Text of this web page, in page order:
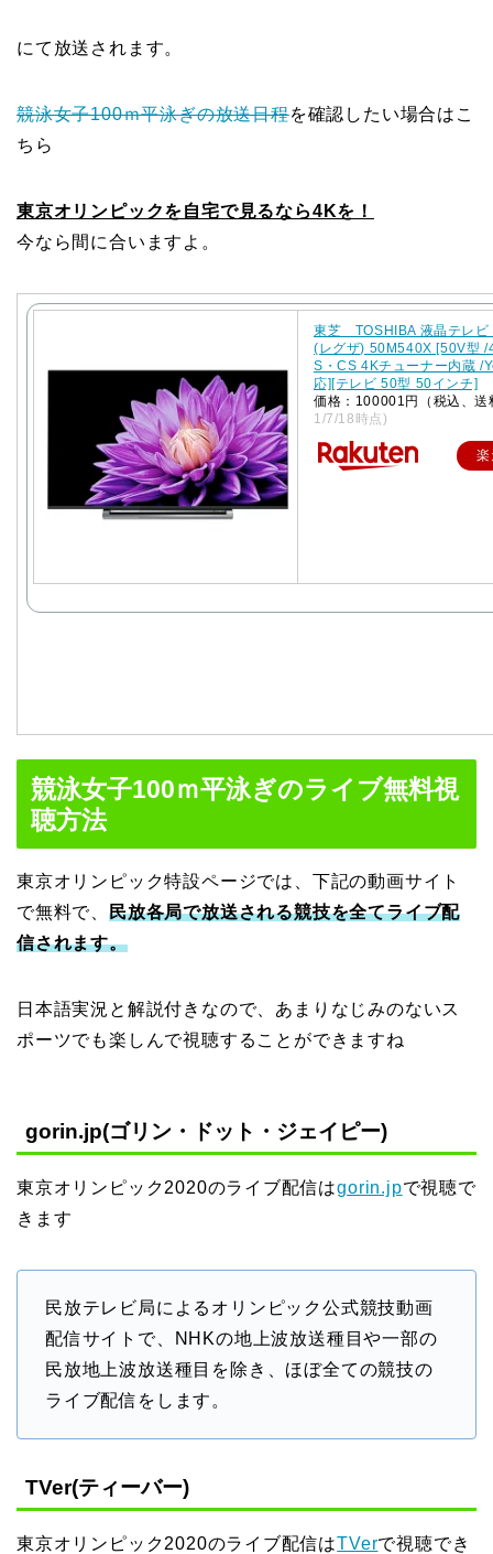
にて放送されます。
競泳女子100ｍ平泳ぎの放送日程を確認したい場合はこ
ちら
東京オリンピックを自宅で見るなら4Kを！
今なら間に合いますよ。
東芝 TOSHIBA 液晶テレビ
(レグザ) 50M540X [50V型 /
S・CS 4Kチューナー内蔵 /
応][テレビ 50型 50インチ]
価格：100001円（税込、
1/7/18時点)
競泳女子100ｍ平泳ぎのライブ無料視
聴方法
東京オリンピック特設ページでは、下記の動画サイト
で無料で、 民放各局で放送される競技を全てライブ配
信されます。
日本語実況と解説付きなので、あまりなじみのないス
ポーツでも楽しんで視聴することができますね
gorin.jp(ゴリン・ドット・ジェイピー)
東京オリンピック2020のライブ配信はgorin.jpで視聴で
きます
民放テレビ局によるオリンピック公式競技動画
配信サイトで、NHKの地上波放送種目や一部の
民放地上波放送種目を除き、ほぼ全ての競技の
ライブ配信をします。
TVer(ティーバー)
東京オリンピック2020のライブ配信はTVerで視聴でき